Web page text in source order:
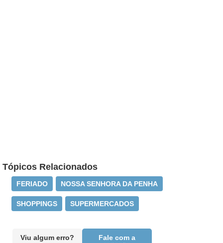
Tópicos Relacionados
FERIADO NOSSA SENHORA DA PENHA
SHOPPINGS SUPERMERCADOS
Viu algum erro?
Fale com a